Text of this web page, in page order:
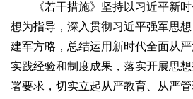
《若干措施》坚持以习近平新时
想为指导，深入贯彻习近平强军思
建军方略，总结运用新时代全面从
实践经验和制度成果，落实开展思
署要求，切实立起从严教育、从严